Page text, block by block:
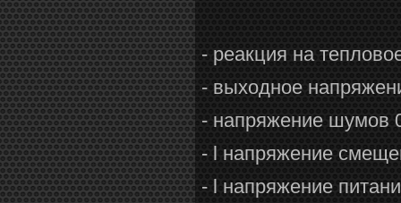
- реакция на
- выходное
- напряжение шумов
- l напряжение
- l напряжение